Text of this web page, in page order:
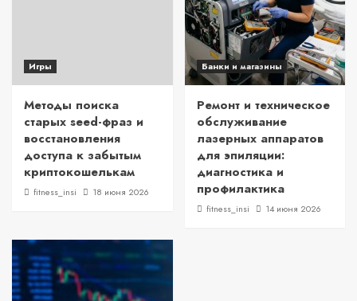
Игры
Методы поиска
старых seed-фраз и
восстановления
доступа к забытым
криптокошелькам
fitness_insi 18 июня 2026
Банки и магазины
Ремонт и техническое
обслуживание
лазерных аппаратов
для эпиляции:
диагностика и
профилактика
fitness_insi 14 июня 2026